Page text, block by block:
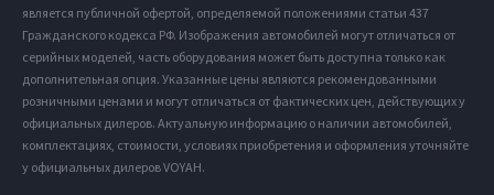
является публичной офертой, определяемой положениями статьи 437
Гражданского кодекса РФ. Изображения автомобилей могут отличаться от
серийных моделей, часть оборудования может быть доступна только как
дополнительная опция. Указанные цены являются рекомендованными
розничными ценами и могут отличаться от фактических цен, действующих у
официальных дилеров. Актуальную информацию о наличии автомобилей,
комплектациях, стоимости, условиях приобретения и оформления уточняйте
у официальных дилеров VOYAH.